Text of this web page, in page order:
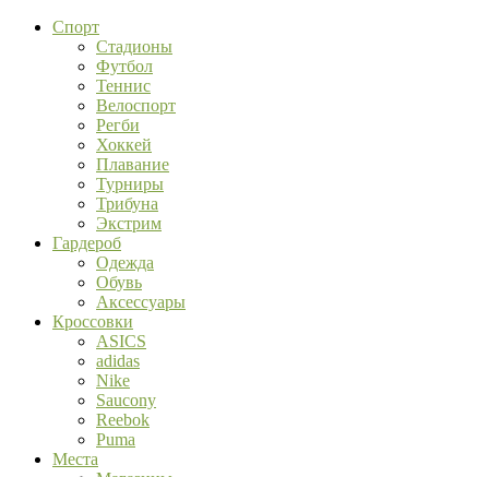
Спорт
Стадионы
Футбол
Теннис
Велоспорт
Регби
Хоккей
Плавание
Турниры
Трибуна
Экстрим
Гардероб
Одежда
Обувь
Аксессуары
Кроссовки
ASICS
adidas
Nike
Saucony
Reebok
Puma
Места